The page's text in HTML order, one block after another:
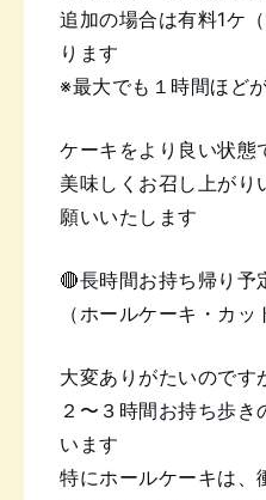
追加の場合は有料1ケ
ります
※最大でも１時間ほど
ケーキをより良い状態
美味しくお召し上がり
願いいたします
🔴長時間お持ち帰り予
（ホールケーキ・カッ
大変ありがたいのです
２〜３時間お持ち歩き
います
特にホールケーキは、